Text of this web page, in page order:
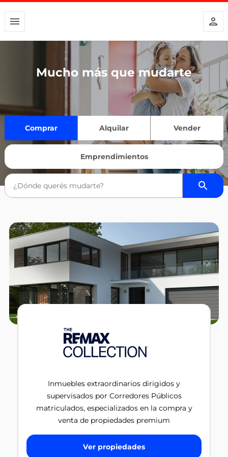
Mucho más que mudarte
Comprar Alquilar Vender
Emprendimientos
Inmuebles extraordinarios dirigidos y
supervisados por Corredores Públicos
matriculados, especializados en la compra y
venta de propiedades premium
Ver propiedades